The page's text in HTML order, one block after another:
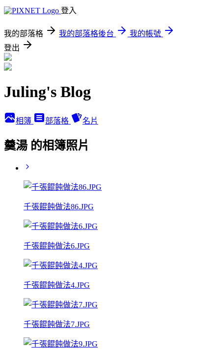
登入
我的部落格 我的部落格後台
我的帳號
登出
Juling's Blog
相簿 部落格 名片
羹湯 的相簿照片
千張餛飩做法86.JPG
千張餛飩做法6.JPG
千張餛飩做法4.JPG
千張餛飩做法7.JPG